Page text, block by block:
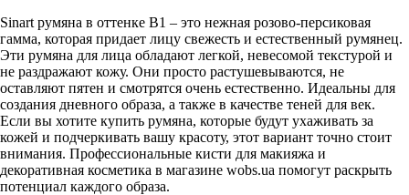
Sinart румяна в оттенке B1 – это нежная розово-персиковая
гамма, которая придает лицу свежесть и естественный румянец.
Эти румяна для лица обладают легкой, невесомой текстурой и
не раздражают кожу. Они просто растушевываются, не
оставляют пятен и смотрятся очень естественно. Идеальны для
создания дневного образа, а также в качестве теней для век.
Если вы хотите купить румяна, которые будут ухаживать за
кожей и подчеркивать вашу красоту, этот вариант точно стоит
внимания. Профессиональные кисти для макияжа и
декоративная косметика в магазине wobs.ua помогут раскрыть
потенциал каждого образа.